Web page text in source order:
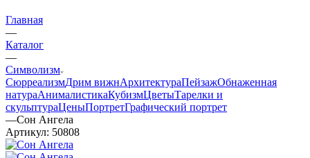
Главная
—
Каталог
—
Символизм
СюрреализмДрим вижнАрхитектураПейзажОбнаженная
натураАнималистикаКубизмЦветыТарелки и
скульптураЦеныПортретГрафический портрет
—Сон Ангела
Артикул: 50808